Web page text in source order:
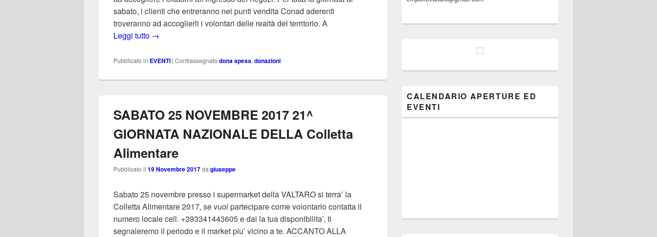
sabato, i clienti che entreranno nei punti vendita Conad aderenti
troveranno ad accoglierli i volontari delle realtà del territorio. A
Leggi tutto Torna “DONA UNA SPESA” – 16 Maggio CONAD di Borgo val di Taro
→
Pubblicato in EVENTI | Contrassegnato dona spesa, donazioni
SABATO 25 NOVEMBRE 2017 21^
GIORNATA NAZIONALE DELLA Colletta
Alimentare
Pubblicato il 19 Novembre 2017da giuseppe
Sabato 25 novembre presso i supermarket della VALTARO si terra’ la
Colletta Alimentare 2017, se vuoi partecipare come volontario contatta il
numero locale cell. +393341443605 e dai la tua disponibilita’, ti
segnaleremo il periodo e il market piu’ vicino a te. ACCANTO ALLA
CALENDARIO APERTURE ED
EVENTI